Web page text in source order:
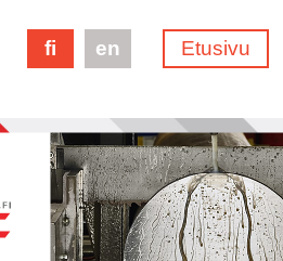
Etusivu
fi en